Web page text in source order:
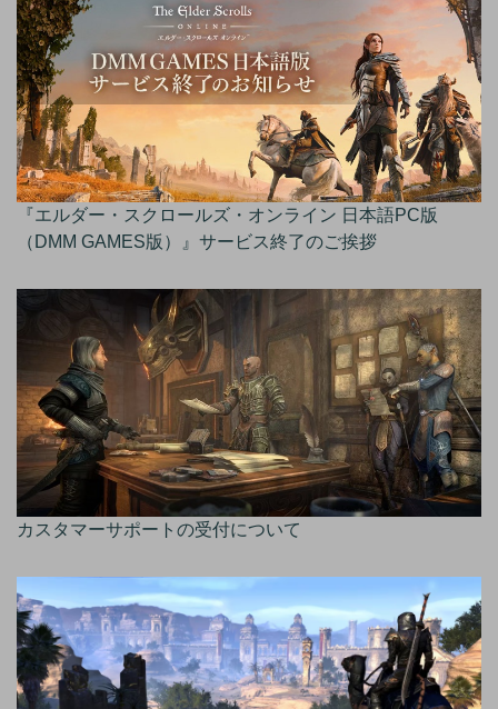
『エルダー・スクロールズ・オンライン 日本語PC版
（DMM GAMES版）』サービス終了のご挨拶
カスタマーサポートの受付について